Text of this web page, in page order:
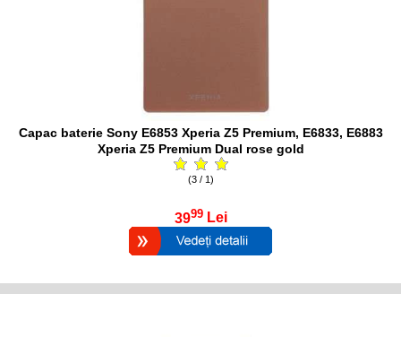
Capac baterie Sony E6853 Xperia Z5 Premium, E6833, E6883
Xperia Z5 Premium Dual rose gold
(3 / 1)
3999 Lei